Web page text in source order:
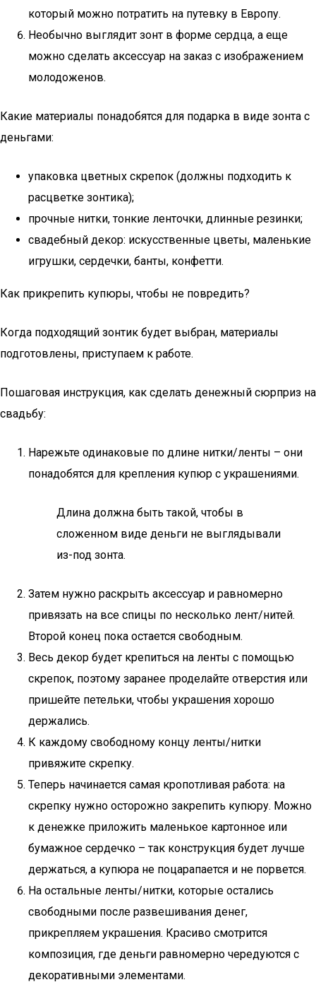
который можно потратить на путевку в Европу.
Необычно выглядит зонт в форме сердца, а еще
можно сделать аксессуар на заказ с изображением
молодоженов.
Какие материалы понадобятся для подарка в виде зонта с
деньгами:
упаковка цветных скрепок (должны подходить к
расцветке зонтика);
прочные нитки, тонкие ленточки, длинные резинки;
свадебный декор: искусственные цветы, маленькие
игрушки, сердечки, банты, конфетти.
Как прикрепить купюры, чтобы не повредить?
Когда подходящий зонтик будет выбран, материалы
подготовлены, приступаем к работе.
Пошаговая инструкция, как сделать денежный сюрприз на
свадьбу:
Нарежьте одинаковые по длине нитки/ленты – они
понадобятся для крепления купюр с украшениями.
Длина должна быть такой, чтобы в
сложенном виде деньги не выглядывали
из-под зонта.
Затем нужно раскрыть аксессуар и равномерно
привязать на все спицы по несколько лент/нитей.
Второй конец пока остается свободным.
Весь декор будет крепиться на ленты с помощью
скрепок, поэтому заранее проделайте отверстия или
пришейте петельки, чтобы украшения хорошо
держались.
К каждому свободному концу ленты/нитки
привяжите скрепку.
Теперь начинается самая кропотливая работа: на
скрепку нужно осторожно закрепить купюру. Можно
к денежке приложить маленькое картонное или
бумажное сердечко – так конструкция будет лучше
держаться, а купюра не поцарапается и не порвется.
На остальные ленты/нитки, которые остались
свободными после развешивания денег,
прикрепляем украшения. Красиво смотрится
композиция, где деньги равномерно чередуются с
декоративными элементами.